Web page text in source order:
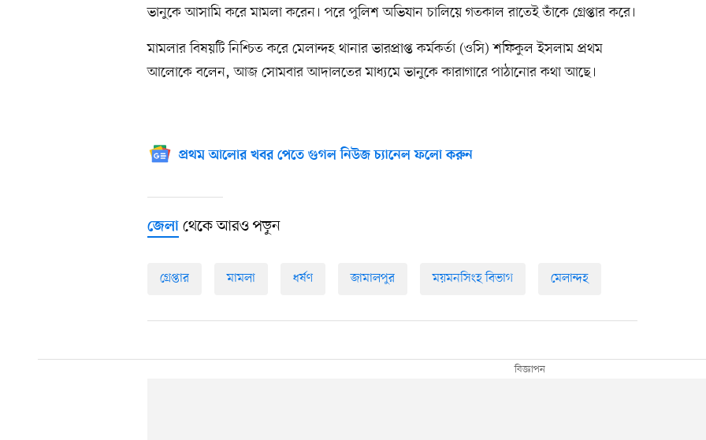
ভানুকে আসামি করে মামলা করেন। পরে পুলিশ অভিযান চালিয়ে গতকাল রাতেই তাঁকে গ্রেপ্তার করে।
মামলার বিষয়টি নিশ্চিত করে মেলান্দহ থানার ভারপ্রাপ্ত কর্মকর্তা (ওসি) শফিকুল ইসলাম প্রথম
আলোকে বলেন, আজ সোমবার আদালতের মাধ্যমে ভানুকে কারাগারে পাঠানোর কথা আছে।
প্রথম আলোর খবর পেতে গুগল নিউজ চ্যানেল ফলো করুন
জেলা থেকে আরও পড়ুন
গ্রেপ্তার মামলা ধর্ষণ জামালপুর ময়মনসিংহ বিভাগ মেলান্দহ